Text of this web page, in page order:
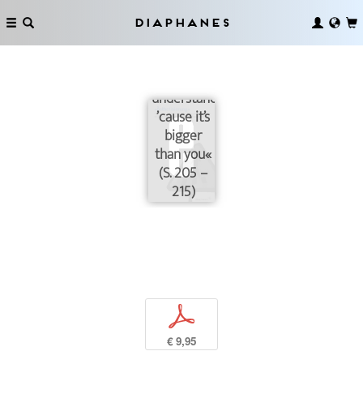
Diaphanes
understand
’cause it’s
bigger
than you«
(S. 205 –
215)
p
€ 9,95